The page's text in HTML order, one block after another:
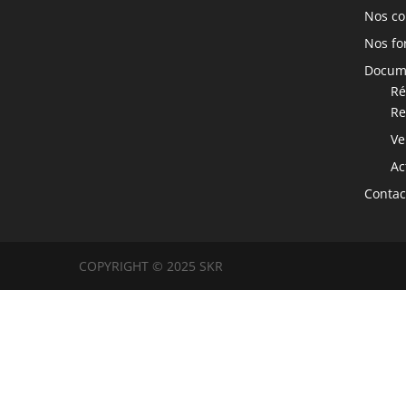
Nos
Nos
COPYRIGHT © 2025 SKR